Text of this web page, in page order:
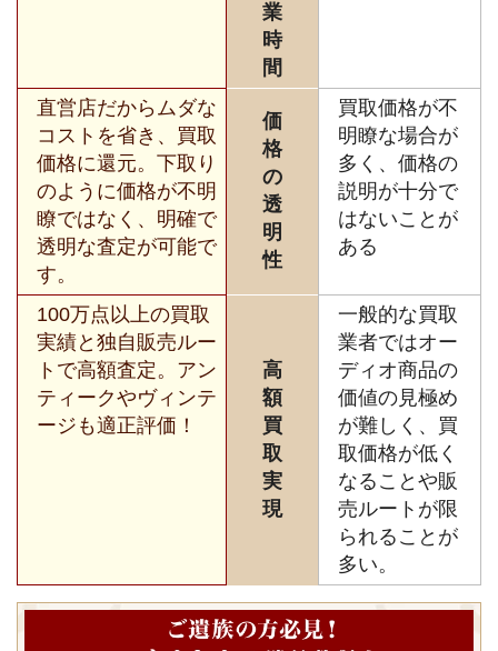
業
時
間
直営店だからムダな
コストを省き、買取
価格に還元。下取り
のように価格が不明
瞭ではなく、明確で
透明な査定が可能で
す。
価
格
の
透
明
性
買取価格が不
明瞭な場合が
多く、価格の
説明が十分で
はないことが
ある
100万点以上の買取
実績と独自販売ルー
トで高額査定。アン
ティークやヴィンテ
ージも適正評価！
高
額
買
取
実
現
一般的な買取
業者ではオー
ディオ商品の
価値の見極め
が難しく、買
取価格が低く
なることや販
売ルートが限
られることが
多い。